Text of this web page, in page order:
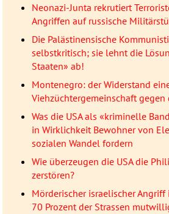
Neonazi-Junta rekrutiert
Angriffen auf russische
Die Palästinensische
selbstkritisch; sie lehnt die
Staaten» ab!
Montenegro: der Widerstand
Viehzüchtergemeinschaft gegen
Was die USA als «kriminelle
in Wirklichkeit Bewohner von
sozialen Wandel fordern
Wie überzeugen die USA die
zerstören?
Mörderischer israelischer
70 Prozent der Strassen